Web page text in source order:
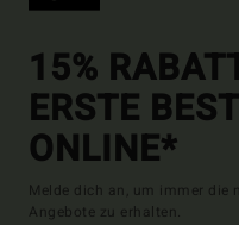
15%
ERSTE
ONLINE*
Melde dich an, um immer die
Angebote zu erhalten.